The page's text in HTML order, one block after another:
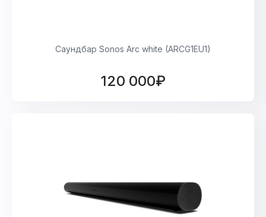
Саундбар Sonos Arc white (ARCG1EU1)
120 000₽